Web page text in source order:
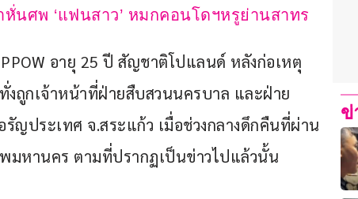
หั่นศพ ‘แฟนสาว’ หมกคอนโดฯหรูย่านสาทร
อายุ 25 ปี สัญชาติโปแลนด์ หลังก่อเหตุ
ถูกเจ้าหน้าที่ฝ่ายสืบสวนนครบาล และฝ่าย
ญประเทศ จ.สระแก้ว เมื่อช่วงกลางดึกคืนที่ผ่าน
มหานคร ตามที่ปรากฏเป็นข่าวไปแล้วนั้น
ข่